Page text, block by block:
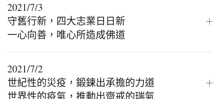
2021/7/3
守舊行新，四大志業日日新
一心向善，唯心所造成佛道
2021/7/2
世紀性的災疫，鍛鍊出承擔的力道